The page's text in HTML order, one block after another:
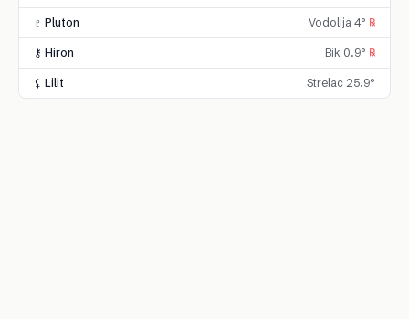
♇ Pluton Vodolija 4° ℞
⚷ Hiron Bik 0.9° ℞
⚸ Lilit Strelac 25.9°